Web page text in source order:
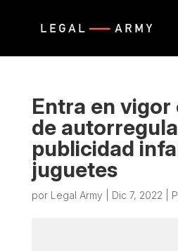
Entra en vigor
de
publicidad
juguetes
por Legal Army Dic 7, 2022